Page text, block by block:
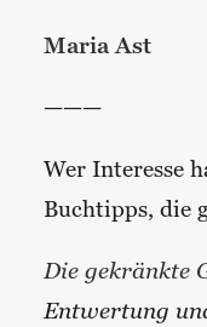
Maria Ast
———
Wer Interesse
Buchtipps, die
Die gekränkte
Entwertung